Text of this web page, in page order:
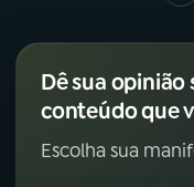
Dê sua
conteúdo que
Escolha sua